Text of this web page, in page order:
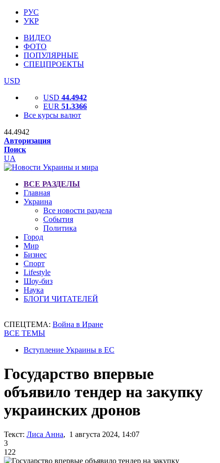
РУС
УКР
ВИДЕО
ФОТО
ПОПУЛЯРНЫЕ
СПЕЦПРОЕКТЫ
USD
USD 44.4942
EUR 51.3366
Все курсы валют
44.4942
Авторизация
Поиск
UA
ВСЕ РАЗДЕЛЫ
Главная
Украина
Все новости раздела
События
Политика
Город
Мир
Бизнес
Спорт
Lifestyle
Шоу-биз
Наука
БЛОГИ ЧИТАТЕЛЕЙ
СПЕЦТЕМА: Война в Иране
ВСЕ ТЕМЫ
Вступление Украины в ЕС
Государство впервые
объявило тендер на закупку
украинских дронов
Текст: Лиса Анна, 1 августа 2024, 14:07
3
122